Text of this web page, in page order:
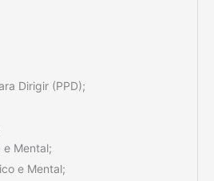
Dirigir (PPD);
e Mental;
e Mental;